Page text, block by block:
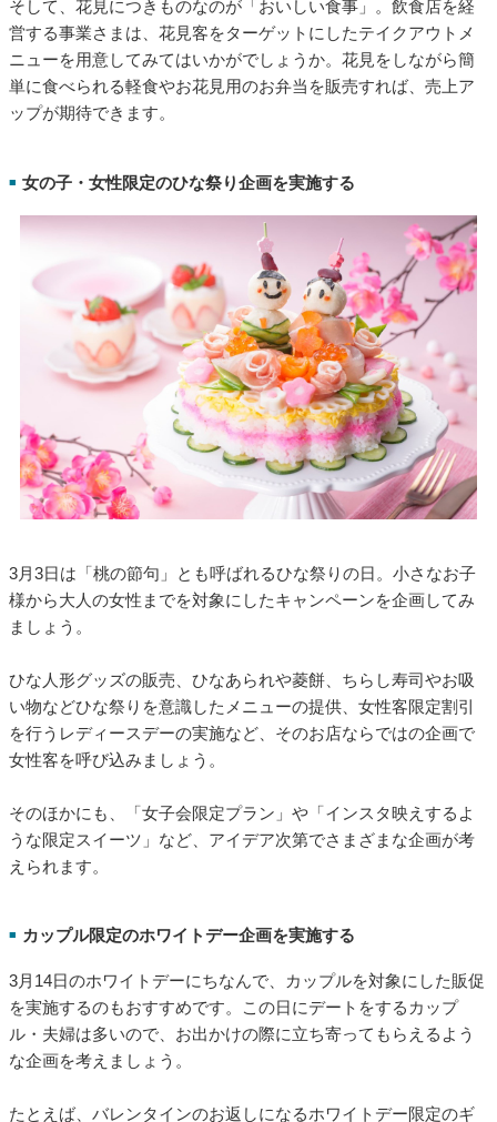
■ お花見テイクアウトを用意する
桜の開花とともに盛り上がるお花見シーズン。ここ数年、コロ
ナ禍でお花見関連のマーケットは大きく縮小してしまいました
が、それも徐々に回復してくることが予想されます。
見をしたい」と答えた人の割合は約5割。2人にひとりは花見を
楽しみたいと考えており、友人や恋人、仕事仲間と桜の木の下
で花見をするという方は多いはずです。
そして、花見につきものなのが「おいしい食事」。飲食店を経
営する事業さまは、花見客をターゲットにしたテイクアウトメ
ニューを用意してみてはいかがでしょうか。花見をしながら簡
単に食べられる軽食やお花見用のお弁当を販売すれば、売上ア
ップが期待できます。
女の子・女性限定のひな祭り企画を実施する
3月3日は「桃の節句」とも呼ばれるひな祭りの日。小さなお子
ひな人形グッズの販売、ひなあられや菱餅、ちらし寿司やお吸
い物などひな祭りを意識したメニューの提供、女性客限定割引
を行うレディースデーの実施など、そのお店ならではの企画で
女性客を呼び込みましょう。
そのほかにも、「女子会限定プラン」や「インスタ映えするよ